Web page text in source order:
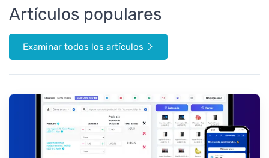
Artículos populares
Examinar todos los artículos